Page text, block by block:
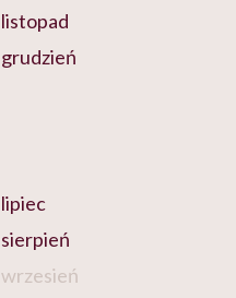
listopad
grudzień
lipiec
sierpień
wrzesień